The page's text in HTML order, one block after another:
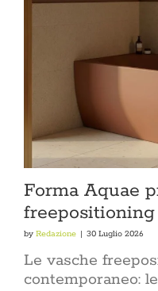
Forma Aquae
freepositioning
by Redazione | 30 Luglio 2026
Le vasche
contemporaneo: